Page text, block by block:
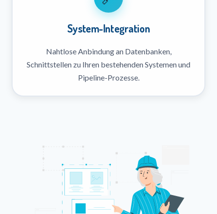
System-Integration
Nahtlose Anbindung an Datenbanken,
Schnittstellen zu Ihren bestehenden Systemen und
Pipeline-Prozesse.